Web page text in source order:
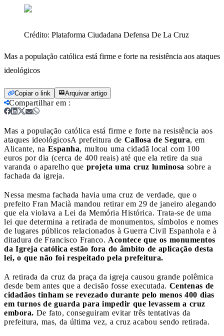
Crédito: Plataforma Ciudadana Defensa De La Cruz
Mas a população católica está firme e forte na resistência aos ataques
ideológicos
Copiar o link Arquivar artigo
Compartilhar em :
Mas a população católica está firme e forte na resistência aos
ataques ideológicosA prefeitura de Callosa de Segura, em
Alicante, na Espanha, multou uma cidadã local com 100
euros por dia (cerca de 400 reais) até que ela retire da sua
varanda o aparelho que projeta uma cruz luminosa sobre a
fachada da igreja.
Nessa mesma fachada havia uma cruz de verdade, que o
prefeito Fran Macià mandou retirar em 29 de janeiro alegando
que ela violava a Lei da Memória Histórica. Trata-se de uma
lei que determina a retirada de monumentos, símbolos e nomes
de lugares públicos relacionados à Guerra Civil Espanhola e à
ditadura de Francisco Franco. Acontece que os monumentos
da Igreja católica estão fora do âmbito de aplicação desta
lei, o que não foi respeitado pela prefeitura.
A retirada da cruz da praça da igreja causou grande polêmica
desde bem antes que a decisão fosse executada. Centenas de
cidadãos tinham se revezado durante pelo menos 400 dias
em turnos de guarda para impedir que levassem a cruz
embora. De fato, conseguiram evitar três tentativas da
prefeitura, mas, da última vez, a cruz acabou sendo retirada.